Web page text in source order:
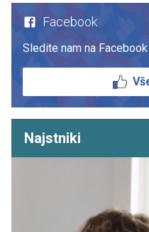
Facebook
Sledite nam na
Najstniki